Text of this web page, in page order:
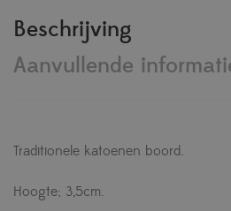
Beschrijving
Aanvullende
Traditionele katoenen boord.
Hoogte; 3,5cm.